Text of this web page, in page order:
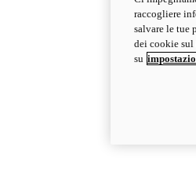
raccogliere
salvare le tue
dei cookie
su